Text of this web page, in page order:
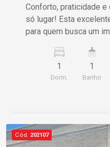
Conforto, praticidade
só lugar! Esta excelente kitnet mobiliada é ideal
para quem busca um
armário; - Banheiro; -
geladeira, fogão,
garagem coberta; - Portão
a dia. Não perca esta oportunidade! Agende uma
visita e venha
1
Dorm.
1
Banho
Cód. 202107